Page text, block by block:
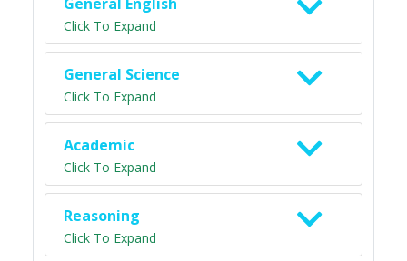
Click To Expand
General Science
Click To Expand
Academic
Click To Expand
Reasoning
Click To Expand